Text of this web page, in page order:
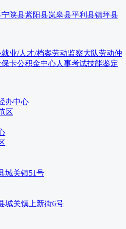
宁陕县紫阳县岚皋县平利县镇坪县
就业/人才/档案劳动监察大队劳动仲
保卡公积金中心人事考试技能鉴定
办中心
区
城关镇51号
城关镇上新街6号